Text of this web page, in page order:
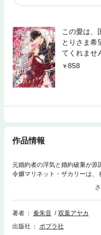
この愛は
とりさま希
てくれませ
858
作品情報
元婚約者の浮気と婚約破棄が原
令嬢マリネット・ザカリーは、
が、”おひとりさま”でいるため
事５歳の国王陛下ジーク様の
はザカリー家と敵対関係にある
犬猿の仲の二人だが、ジーク様
著者 秦朱音
双葉アヤカ
出版社
ポプラ社